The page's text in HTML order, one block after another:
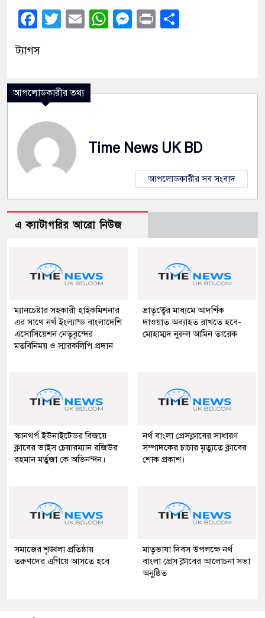
Facebook
Twitter
EmailWhatsApp
Messenger
Print
ট্যাগস
আপলোডকারীর তথ্য
Time News UK BD
আপলোডকারীর সব সংবাদ
এ ক্যাটাগরির আরো নিউজ
ম্যানচেষ্টার সহকারী হাইকমিশনার
এর সাথে নর্থ ইংল্যান্ড বাংলাদেশি
এসোসিয়েশন নেতৃবৃন্দের
মতবিনিময় ও স্মারকলিপি প্রদান
ভ্রাতৃত্বের মাধ্যমে আদর্শিক
দাওয়াত অব্যাহত রাখতে হবে-
মোহাম্মদ নুরুল আমিন তারেক
স্কানথর্প ইউনাইটেডর বিজয়ে
ক্লাবের ভাইস চেয়ারম্যান রজিউর
রহমান মর্তুজা কে অভিনন্দন।
নর্থ বাংলা প্রেসক্লাবের সাধারণ
সম্পাদকের চাচার মৃত্যুতে ক্লাবের
শোক প্রকাশ।
সমাজের শৃঙ্খলা প্রতিষ্ঠায়
তরুণদের এগিয়ে আসতে হবে
মাতৃভাষা দিবস উপলক্ষে নর্থ
বাংলা প্রেস ক্লাবের আলোচনা সভা
অনুষ্ঠিত